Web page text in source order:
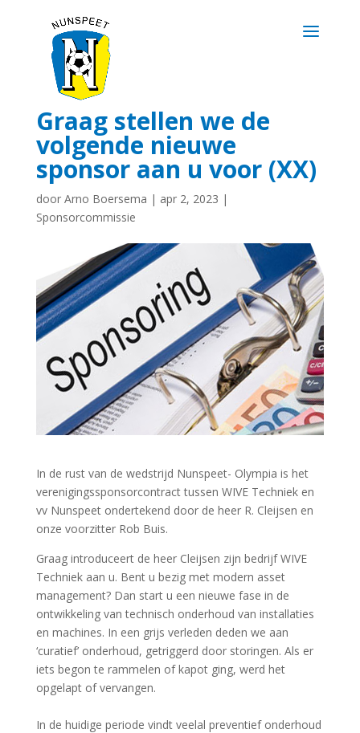
Graag stellen we de
volgende nieuwe
sponsor aan u voor (XX)
door Arno Boersema | apr 2, 2023 |
Sponsorcommissie
In de rust van de wedstrijd Nunspeet- Olympia is het
verenigingssponsorcontract tussen WIVE Techniek en
vv Nunspeet ondertekend door de heer R. Cleijsen en
onze voorzitter Rob Buis.
Graag introduceert de heer Cleijsen zijn bedrijf WIVE
Techniek aan u. Bent u bezig met modern asset
management? Dan start u een nieuwe fase in de
ontwikkeling van technisch onderhoud van installaties
en machines. In een grijs verleden deden we aan
‘curatief’ onderhoud, getriggerd door storingen. Als er
iets begon te rammelen of kapot ging, werd het
opgelapt of vervangen.
In de huidige periode vindt veelal preventief onderhoud